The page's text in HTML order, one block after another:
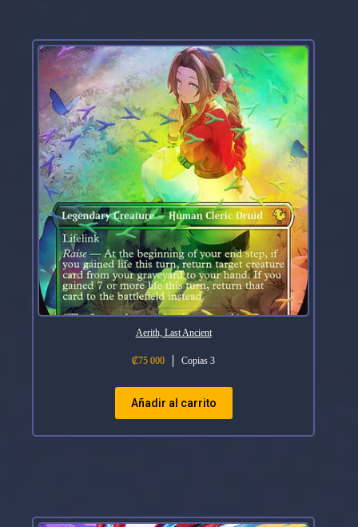
Aerith, Last Ancient
₡75 000 Copias 3
Añadir al carrito